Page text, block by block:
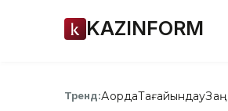
KAZINFORM
Тренд:АқордаТағайындауЗаң